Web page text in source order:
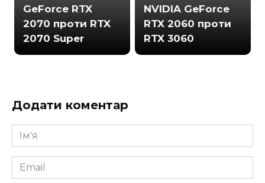
GeForce RTX
2070 проти RTX
2070 Super
NVIDIA GeForce
RTX 2060 проти
RTX 3060
Додати коментар
Ім'я
*
Email
*